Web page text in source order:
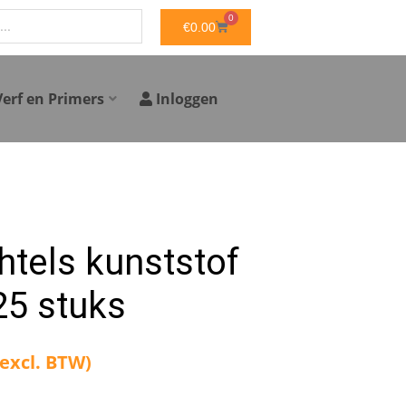
€0.00
0
WINKELWAGEN
en Primers Inloggen
kunststof
stuks
BTW)